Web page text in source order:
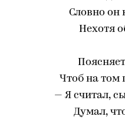
Словно он
Нехотя
Чтоб на том
— Я считал,
Думал,